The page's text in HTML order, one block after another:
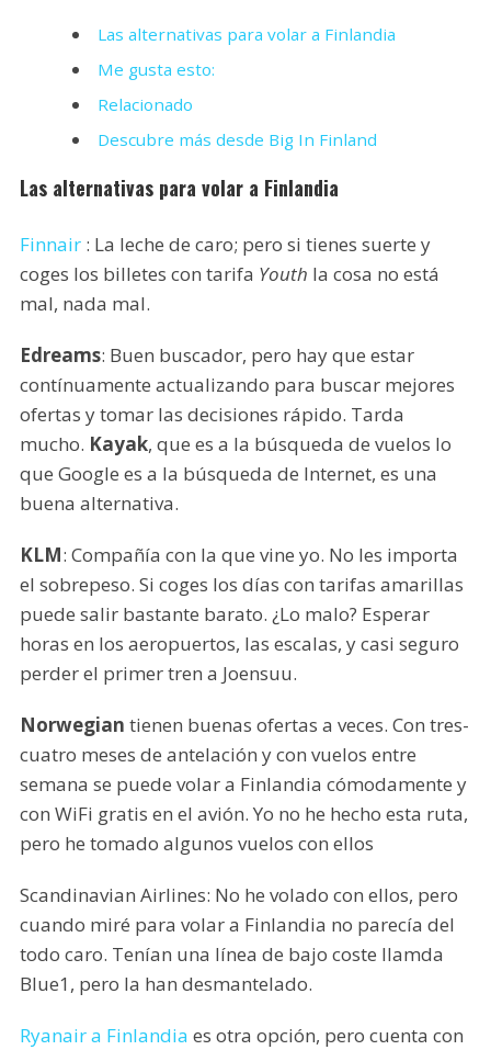
Las alternativas para volar a Finlandia
Me gusta esto:
Relacionado
Descubre más desde Big In Finland
Las alternativas para volar a Finlandia
Finnair: La leche de caro; pero si tienes suerte y
coges los billetes con tarifa Youth la cosa no está
mal, nada mal.
Edreams: Buen buscador, pero hay que estar
contínuamente actualizando para buscar mejores
ofertas y tomar las decisiones rápido. Tarda
mucho. Kayak, que es a la búsqueda de vuelos lo
que Google es a la búsqueda de Internet, es una
buena alternativa.
KLM: Compañía con la que vine yo. No les importa
el sobrepeso. Si coges los días con tarifas amarillas
puede salir bastante barato. ¿Lo malo? Esperar
horas en los aeropuertos, las escalas, y casi seguro
perder el primer tren a Joensuu.
Norwegian tienen buenas ofertas a veces. Con tres-
cuatro meses de antelación y con vuelos entre
semana se puede volar a Finlandia cómodamente y
con WiFi gratis en el avión. Yo no he hecho esta ruta,
pero he tomado algunos vuelos con ellos
Scandinavian Airlines: No he volado con ellos, pero
cuando miré para volar a Finlandia no parecía del
todo caro. Tenían una línea de bajo coste llamda
Blue1, pero la han desmantelado.
Ryanair a Finlandia es otra opción, pero cuenta con